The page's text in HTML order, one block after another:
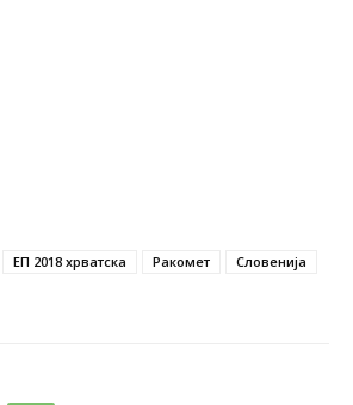
ЕП 2018 хрватска Ракомет
Словенија